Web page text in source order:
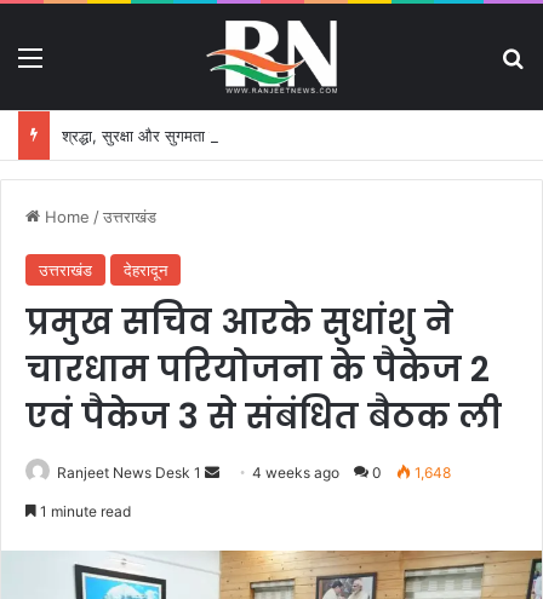
Home /उत्तराखंड
उत्तराखंड देहरादून
प्रमुख सचिव आरके सुधांशु ने
चारधाम परियोजना के पैकेज 2
एवं पैकेज 3 से संबंधित बैठक ली
Ranjeet News Desk 1
d
a
4 weeks ago 0 1,648
1 minute read